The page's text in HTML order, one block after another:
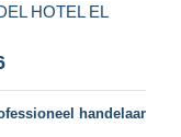
HOTEL EL
handelaar